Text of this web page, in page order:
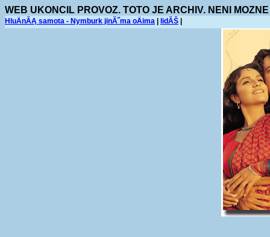
WEB UKONCIL PROVOZ. TOTO JE ARCHIV. NENI
HluÄnĂĄ samota - Nymburk jinĂ˝ma oÄima lidĂŠ